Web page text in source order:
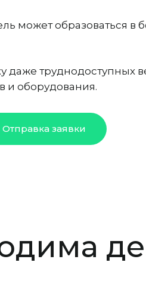
может образоваться в
труднодоступных
и оборудования.
Отправка заявки